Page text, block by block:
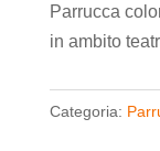
Parrucca
in ambito
Categoria: